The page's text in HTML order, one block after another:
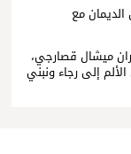
مع
ميشال قصارجي،
إلى رجاء ونبني